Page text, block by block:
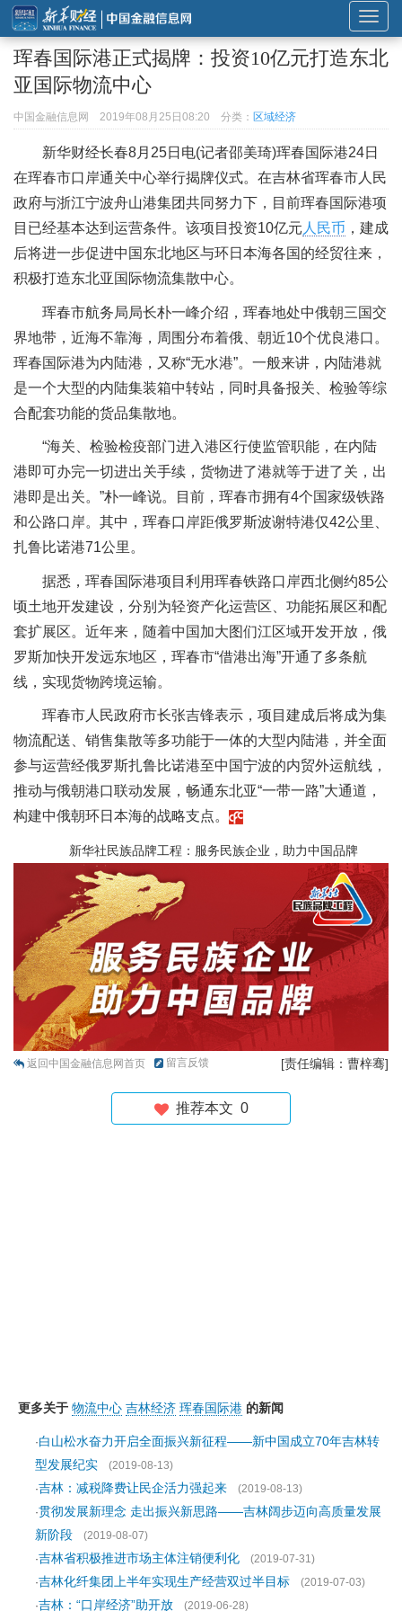
展
开
或
导
航
珲春国际港正式揭牌：投资10亿元打造东北
亚国际物流中心
中国金融信息网 2019年08月25日08:20 分类： 区域经济
新华财经长春8月25日电(记者邵美琦)珲春国际港24日
在珲春市口岸通关中心举行揭牌仪式。在吉林省珲春市人民
政府与浙江宁波舟山港集团共同努力下，目前珲春国际港项
目已经基本达到运营条件。该项目投资10亿元 人民币 ，建成
后将进一步促进中国东北地区与环日本海各国的经贸往来，
积极打造东北亚国际物流集散中心。
珲春市航务局局长朴一峰介绍，珲春地处中俄朝三国交
界地带，近海不靠海，周围分布着俄、朝近10个优良港口。
珲春国际港为内陆港，又称“无水港”。一般来讲，内陆港就
是一个大型的内陆集装箱中转站，同时具备报关、检验等综
合配套功能的货品集散地。
“海关、检验检疫部门进入港区行使监管职能，在内陆
港即可办完一切进出关手续，货物进了港就等于进了关，出
港即是出关。”朴一峰说。目前，珲春市拥有4个国家级铁路
和公路口岸。其中，珲春口岸距俄罗斯波谢特港仅42公里、
扎鲁比诺港71公里。
据悉，珲春国际港项目利用珲春铁路口岸西北侧约85公
顷土地开发建设，分别为轻资产化运营区、功能拓展区和配
套扩展区。近年来，随着中国加大图们江区域开发开放，俄
罗斯加快开发远东地区，珲春市“借港出海”开通了多条航
线，实现货物跨境运输。
珲春市人民政府市长张吉锋表示，项目建成后将成为集
物流配送、销售集散等多功能于一体的大型内陆港，并全面
参与运营经俄罗斯扎鲁比诺港至中国宁波的内贸外运航线，
推动与俄朝港口联动发展，畅通东北亚“一带一路”大通道，
构建中俄朝环日本海的战略支点。
新华社民族品牌工程：服务民族企业，助力中国品牌
返回中国金融信息网首页 留言反馈 [责任编辑：曹梓骞]
推荐本文 0
更多关于 物流中心 吉林经济 珲春国际港 的新闻
·白山松水奋力开启全面振兴新征程——新中国成立70年吉林转
型发展纪实
(2019-08-13)
·吉林：减税降费让民企活力强起来
(2019-08-13)
·贯彻发展新理念 走出振兴新思路——吉林阔步迈向高质量发展
新阶段
(2019-08-07)
·吉林省积极推进市场主体注销便利化
(2019-07-31)
·吉林化纤集团上半年实现生产经营双过半目标
(2019-07-03)
·吉林：“口岸经济”助开放 (2019-06-28)